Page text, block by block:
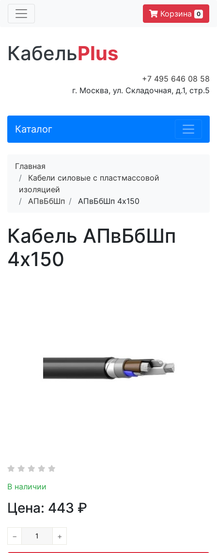
Корзина 0
КабельPlus
+7 495 646 08 58
г. Москва, ул. Складочная, д.1, стр.5
Каталог
Главная
Кабели силовые с пластмассовой
изоляцией
АПвБбШп
АПвБбШп 4x150
Кабель АПвБбШп
4x150
В наличии
Цена: 443 ₽
− +